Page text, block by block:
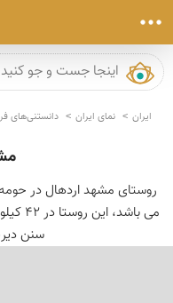
ایران نمای ایران دانستنی‌های
روستای مشهد اردهال در
می
سنن